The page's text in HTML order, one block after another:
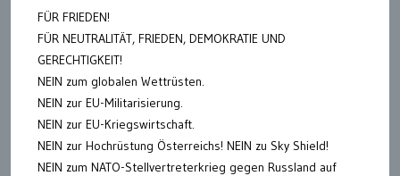
FÜR FRIEDEN!
FÜR NEUTRALITÄT, FRIEDEN, DEMOKRATIE UND
GERECHTIGKEIT!
NEIN zum globalen Wettrüsten.
NEIN zur EU-Militarisierung.
NEIN zur EU-Kriegswirtschaft.
NEIN zur Hochrüstung Österreichs! NEIN zu Sky Shield!
NEIN zum NATO-Stellvertreterkrieg gegen Russland auf